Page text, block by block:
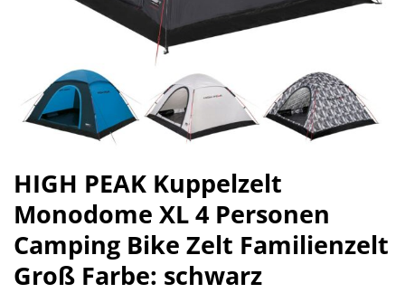
HIGH PEAK Kuppelzelt
Monodome XL 4 Personen
Camping Bike Zelt Familienzelt
Groß Farbe: schwarz